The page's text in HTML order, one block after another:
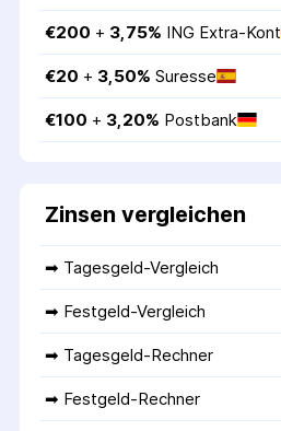
€200 + 3,75% ING Extra-Kont
€20 + 3,50% Suresse
€100 + 3,20% Postbank
Zinsen vergleichen
➡ Tagesgeld-Vergleich
➡ Festgeld-Vergleich
➡ Tagesgeld-Rechner
➡ Festgeld-Rechner